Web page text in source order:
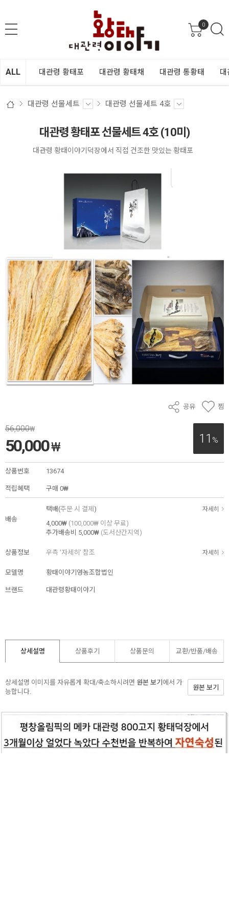
0
ALL 대관령 황태포 대관령 황태채 대관령 통황태 대
대관령 선물세트 대관령 선물세트 4호
대관령 황태포 선물세트 4호 (10미)
대관령 황태이야기덕장에서 직접 건조한 맛있는 황태포
공유 찜
11 %
56,000₩
50,000₩
상품번호 13674
적립혜택 구매 0₩
배송
택배(주문 시 결제 ) 자세히
4,000₩ (100,000₩ 이상 무료)
추가배송비
5,000₩ (도서산간지역)
상품정보 우측 '자세히' 참조 자세히
모델명 황태이야기영농조합법인
브랜드 대관령황태이야기
상세설명 상품후기 상품문의 교환/반품/배송
상세설명 이미지를 자유롭게 확대/축소하시려면 원본 보기 에서 가
능합니다.
원본 보기